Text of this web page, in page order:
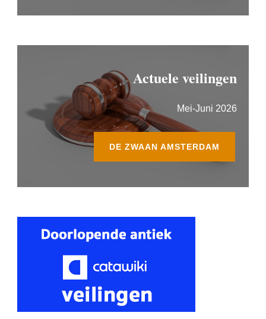
Actuele veilingen
Mei-Juni 2026
DE ZWAAN AMSTERDAM